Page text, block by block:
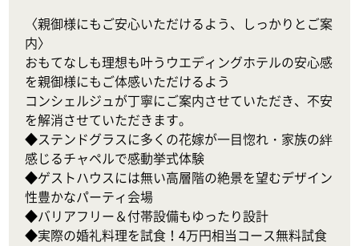
〈親御様にもご安心いただけるよう、しっかりとご案
内〉
おもてなしも理想も叶うウエディングホテルの安心感
を親御様にもご体感いただけるよう
コンシェルジュが丁寧にご案内させていただき、不安
を解消させていただきます。
◆ステンドグラスに多くの花嫁が一目惚れ・家族の絆
感じるチャペルで感動挙式体験
◆ゲストハウスには無い高層階の絶景を望むデザイン
性豊かなパーティ会場
◆バリアフリー＆付帯設備もゆったり設計
◆実際の婚礼料理を試食！4万円相当コース無料試食